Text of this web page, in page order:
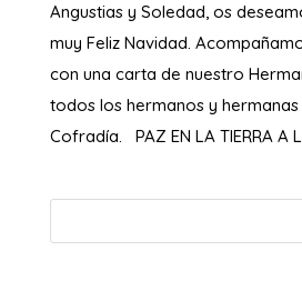
Angustias y Soledad, os
muy Feliz Navidad.
con una carta de nuestro
todos los hermanos y
Cofradía. PAZ EN LA TIERRA A